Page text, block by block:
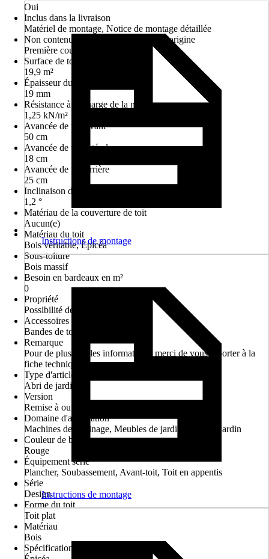
Oui
Inclus dans la livraison
Matériel de montage, Notice de montage détaillée
Non contenu dans le matériel fourni d'origine
Première couverture du toit
Surface de toit
19,9 m²
Épaisseur du toit
19 mm
Résistance à la charge de la neige
1,25 kN/m²
Avancée de toit avant
50 cm
Avancée de toit latérale
18 cm
Avancée de toit arrière
25 cm
Inclinaison du toit
1,2 °
Matériau de la couverture de toit
Aucun(e)
Matériau du toit
Bois véritable, Épicéa
Sous-toiture
Bois massif
Besoin en bardeaux en m²
0
Propriété
Possibilité de montage à l'envers
Accessoires requis
Bandes de toiture autocollantes
Remarque
Pour de plus amples informations, merci de vous reporter à la
fiche technique.
Type d'article
Abri de jardin
Version
Remise à outils
Domaine d'application
Machines de jardinage, Meubles de jardin, Outil de jardin
Couleur de base
Rouge
Équipement série
Plancher, Soubassement, Avant-toit, Toit en appentis
Série
Design
Forme du toit
Toit plat
Matériau
Bois
Spécification du matériau
Instructions de montage
Instructions de montage